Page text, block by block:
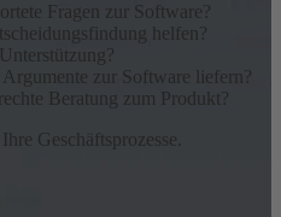
Fragen zur Software?
helfen?
zur Software liefern?
Beratung zum Produkt?
Geschäftsprozesse.